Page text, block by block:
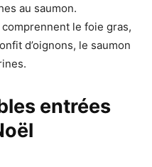
au saumon.
le foie gras,
d’oignons, le saumon
entrées